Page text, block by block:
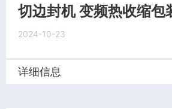
切边封机 变频热收缩
2024-10-23
详细信息